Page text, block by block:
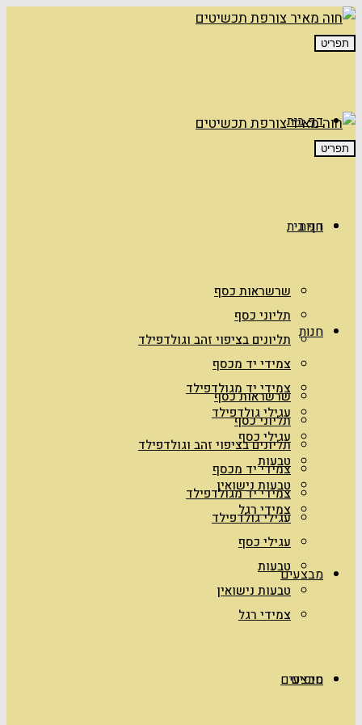
תפריט
דף בית
חנות
שרשראות כסף
תליוני כסף
תליונים בציפוי זהב וגולדפילד
צמידי יד מכסף
צמידי יד מגולדפילד
עגילי גולדפילד
עגילי כסף
טבעות
טבעות נישואין
צמידי רגל
מבצעים
טיפים
תפריט
דף בית
חנות
שרשראות כסף
תליוני כסף
תליונים בציפוי זהב וגולדפילד
צמידי יד מכסף
צמידי יד מגולדפילד
עגילי גולדפילד
עגילי כסף
טבעות
טבעות נישואין
צמידי רגל
מבצעים